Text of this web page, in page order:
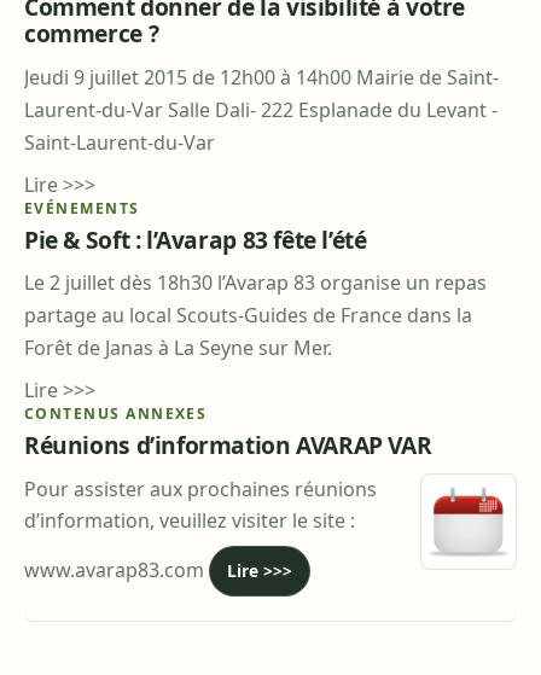
Comment donner de la visibilité à votre
commerce ?
Jeudi 9 juillet 2015 de 12h00 à 14h00 Mairie de Saint-
Laurent-du-Var Salle Dali- 222 Esplanade du Levant -
Saint-Laurent-du-Var
Lire >>>
EVÉNEMENTS
Pie & Soft : l’Avarap 83 fête l’été
Le 2 juillet dès 18h30 l’Avarap 83 organise un repas
partage au local Scouts-Guides de France dans la
Forêt de Janas à La Seyne sur Mer.
Lire >>>
CONTENUS ANNEXES
Réunions d’information AVARAP VAR
Pour assister aux prochaines réunions
d’information, veuillez visiter le site :
www.avarap83.com
Lire >>>